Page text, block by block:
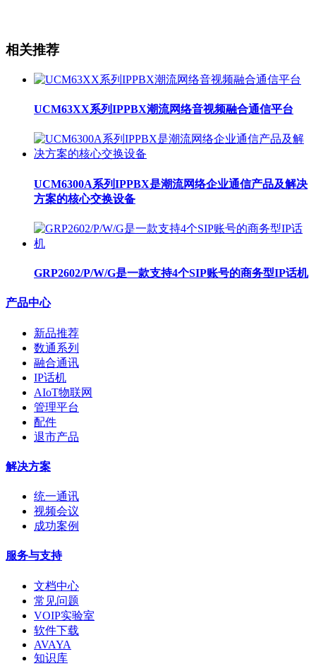
相关推荐
UCM63XX系列IPPBX潮流网络音视频融合通信平台
UCM6300A系列IPPBX是潮流网络企业通信产品及解决
方案的核心交换设备
GRP2602/P/W/G是一款支持4个SIP账号的商务型IP话机
产品中心
新品推荐
数通系列
融合通讯
IP话机
AIoT物联网
管理平台
配件
退市产品
解决方案
统一通讯
视频会议
成功案例
服务与支持
文档中心
常见问题
VOIP实验室
软件下载
AVAYA
知识库